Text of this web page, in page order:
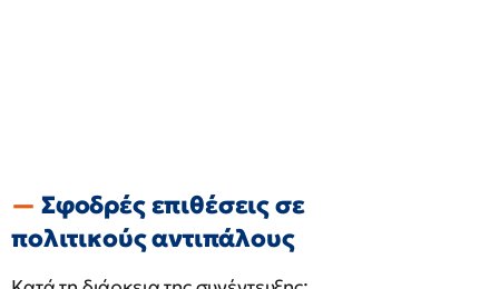
Σφοδρές επιθέσεις σε
πολιτικούς αντιπάλους